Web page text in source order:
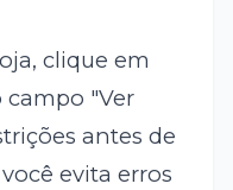
clique em
campo "Ver
antes de
evita erros